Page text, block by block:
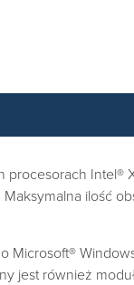
Maksymalna
jest również